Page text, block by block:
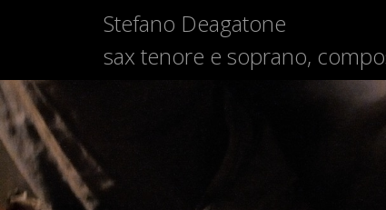
Stefano Deagatone
sax tenore e soprano,